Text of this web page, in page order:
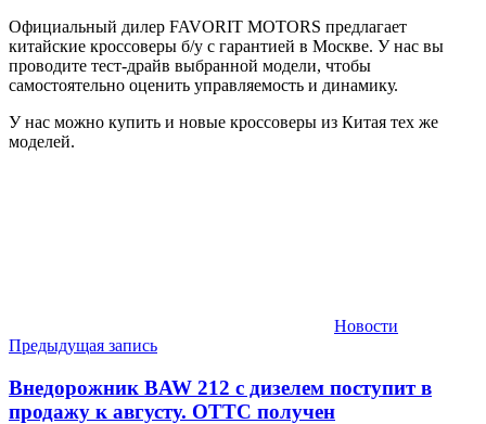
Официальный дилер FAVORIT MOTORS предлагает
китайские кроссоверы б/у с гарантией в Москве. У нас вы
проводите тест-драйв выбранной модели, чтобы
самостоятельно оценить управляемость и динамику.
У нас можно купить и новые кроссоверы из Китая тех же
моделей.
Новости
Навигация
по
записям
Предыдущая запись
Внедорожник BAW 212 с дизелем поступит в
продажу к августу. ОТТС получен